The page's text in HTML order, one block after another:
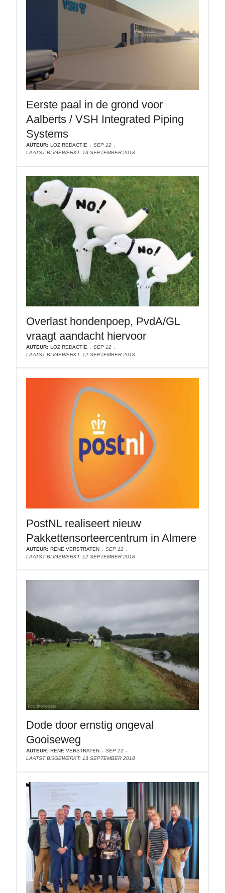
Eerste paal in de grond voor
Aalberts / VSH Integrated Piping
Systems
AUTEUR: LOZ REDACTIE
SEP 12
LAATST BIJGEWERKT: 13 SEPTEMBER 2018
Overlast hondenpoep, PvdA/GL
vraagt aandacht hiervoor
AUTEUR: LOZ REDACTIE
SEP 12
LAATST BIJGEWERKT: 12 SEPTEMBER 2018
PostNL realiseert nieuw
Pakkettensorteercentrum in Almere
AUTEUR: RENE VERSTRATEN
SEP 12
LAATST BIJGEWERKT: 12 SEPTEMBER 2018
Dode door ernstig ongeval
Gooiseweg
AUTEUR: RENE VERSTRATEN
SEP 12
LAATST BIJGEWERKT: 13 SEPTEMBER 2018